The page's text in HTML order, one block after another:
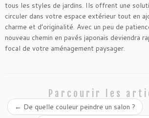
tous les styles de jardins. Ils offrent une
circuler dans votre espace extérieur tout en
charme et d’originalité. Avec un peu de
nouveau chemin en pavés japonais deviendra
focal de votre aménagement paysager.
Parcourir les
← De quelle couleur peindre un salon ?